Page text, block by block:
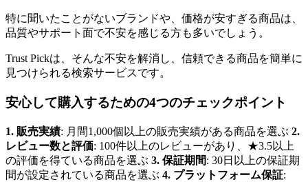
特に聞いたことがないブランドや、価格が安すぎる商品は、
品質やサポート面で不安を感じる方も多いでしょう。
Trust Pickは、そんな不安を解消し、信頼できる商品を簡単に
見つけられる検索サービスです。
安心して購入するための4つのチェックポイント
1. 販売実績: 月間1,000個以上の販売実績がある商品を選ぶ 2.
レビュー数と評価: 100件以上のレビューがあり、★3.5以上
の評価を得ている商品を選ぶ 3. 保証期間: 30日以上の保証期
間が設定されている商品を選ぶ 4. プラットフォーム保証: